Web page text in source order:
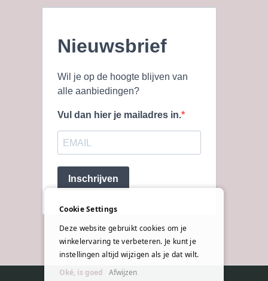
Nieuwsbrief
Wil je op de hoogte blijven van
alle aanbiedingen?
Vul dan hier je mailadres in.
Inschrijven
Cookie Settings
Deze website gebruikt cookies om je
winkelervaring te verbeteren. Je kunt je
instellingen altijd wijzigen als je dat wilt.
Oké, is goed
Afwijzen